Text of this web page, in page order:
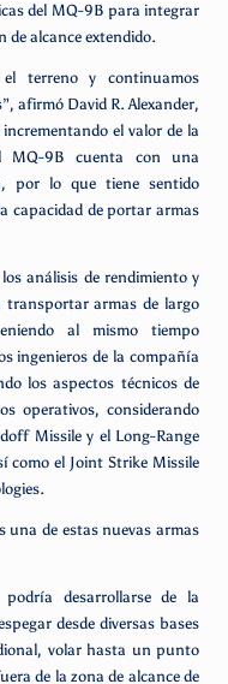
del MQ-9B para integrar
de alcance extendido.
terreno y continuamos
afirmó David R. Alexander,
el valor de la
MQ-9B cuenta con una
por lo que tiene sentido
capacidad de portar armas
análisis de rendimiento y
armas de largo
al mismo tiempo
ingenieros de la compañía
los aspectos técnicos de
operativos, considerando
Missile y el Long-Range
como el Joint Strike Missile
una de estas nuevas armas
desarrollarse de la
desde diversas bases
volar hasta un punto
de la zona de alcance de